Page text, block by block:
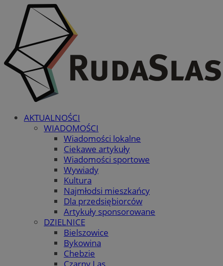
AKTUALNOŚCI
WIADOMOŚCI
Wiadomości lokalne
Ciekawe artykuły
Wiadomości sportowe
Wywiady
Kultura
Najmłodsi mieszkańcy
Dla przedsiębiorców
Artykuły sponsorowane
DZIELNICE
Bielszowice
Bykowina
Chebzie